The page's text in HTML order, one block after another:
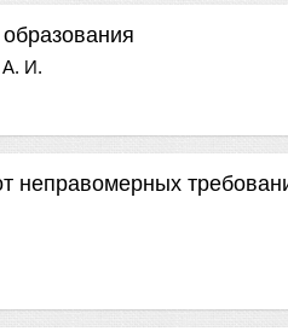
А. И.
неправомерных